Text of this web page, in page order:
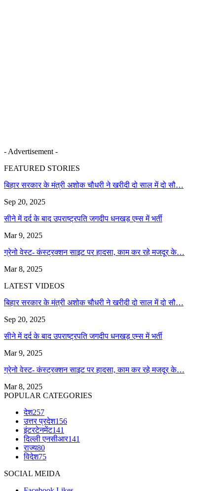
- Advertisement -
FEATURED STORIES
बिहार सरकार के मंत्री अशोक चौधरी ने खरीदी दो साल में दो सौ…
Sep 20, 2025
सीने में दर्द के बाद उपराष्ट्रपति जगदीप धनखड़ एम्स में भर्ती
Mar 9, 2025
ग्रेनो वेस्ट- कंस्ट्रक्शन साइट पर हादसा, काम कर रहे मजदूर के…
Mar 8, 2025
LATEST VIDEOS
बिहार सरकार के मंत्री अशोक चौधरी ने खरीदी दो साल में दो सौ…
Sep 20, 2025
सीने में दर्द के बाद उपराष्ट्रपति जगदीप धनखड़ एम्स में भर्ती
Mar 9, 2025
ग्रेनो वेस्ट- कंस्ट्रक्शन साइट पर हादसा, काम कर रहे मजदूर के…
Mar 8, 2025
POPULAR CATEGORIES
देश257
उत्तर प्रदेश156
इंटरटेनमेंट141
दिल्ली एनसीआर141
राज्य80
विदेश75
SOCIAL MEIDA